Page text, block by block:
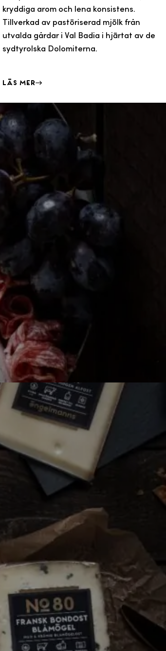
kryddiga arom och lena konsistens.
Tillverkad av pastöriserad mjölk från
utvalda gårdar i Val Badia i hjärtat av de
sydtyrolska Dolomiterna.
Läs mer